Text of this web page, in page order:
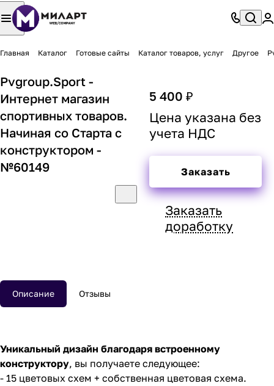
Главная Каталог Готовые сайты Каталог товаров, услуг Другое
Pvgroup.Sport -
Интернет магазин
спортивных товаров.
Начиная со Старта с
конструктором -
№60149
5 400 ₽
Цена указана без
учета НДС
Заказать
Заказать
доработку
Описание Отзывы
Уникальный дизайн благодаря встроенному
конструктору, вы получаете следующее:
- 15 цветовых схем + собственная цветовая схема.